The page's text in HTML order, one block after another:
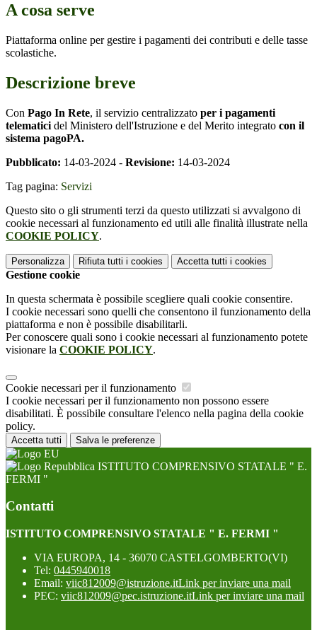
A cosa serve
Piattaforma online per gestire i pagamenti dei contributi e delle tasse
scolastiche.
Descrizione breve
Con Pago In Rete, il servizio centralizzato per i pagamenti
telematici del Ministero dell'Istruzione e del Merito integrato con il
sistema pagoPA.
Pubblicato: 14-03-2024 - Revisione: 14-03-2024
Tag pagina: Servizi
Questo sito o gli strumenti terzi da questo utilizzati si avvalgono di
cookie necessari al funzionamento ed utili alle finalità illustrate nella
COOKIE POLICY.
Personalizza Rifiuta tutti i cookies Accetta tutti i cookies
Gestione cookie
In questa schermata è possibile scegliere quali cookie consentire.
I cookie necessari sono quelli che consentono il funzionamento della
piattaforma e non è possibile disabilitarli.
Per conoscere quali sono i cookie necessari al funzionamento potete
visionare la COOKIE POLICY.
Cookie necessari per il funzionamento
I cookie necessari per il funzionamento non possono essere
disabilitati. È possibile consultare l'elenco nella pagina della cookie
policy.
Accetta tutti Salva le preferenze
ISTITUTO COMPRENSIVO STATALE " E.
FERMI "
Contatti
ISTITUTO COMPRENSIVO STATALE " E. FERMI "
VIA EUROPA, 14 - 36070 CASTELGOMBERTO(VI)
Tel: 0445940018
Email: viic812009@istruzione.itLink per inviare una mail
PEC: viic812009@pec.istruzione.itLink per inviare una mail